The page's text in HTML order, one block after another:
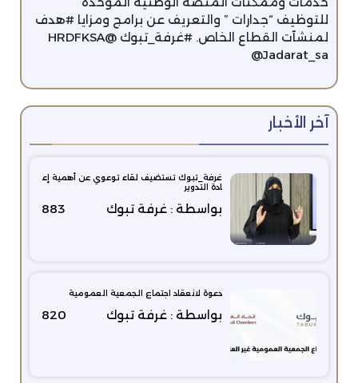
للتوظيف “جدارات ” والتعريف عن برامج ومزايا #هدف
لمنشآت القطاع الخاص. #غرفة_تبوك @HRDFKSA
@Jadarat_sa
آخر الأخبار
غرفة_تبوك تستضيف لقاء توعوي عن أهمية إع
ادة التدوير
بواسطة : غرفة تبوك 883
دعوة لانعقاد اجتماع الجمعية العمومية
بواسطة : غرفة تبوك 820